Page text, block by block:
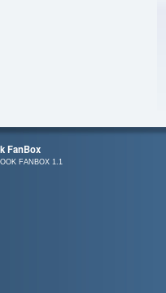
FanBox
FANBOX 1.1